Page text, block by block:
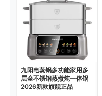
九阳电蒸锅多功能家用多
层全不锈钢蒸煮炖一体锅
2026新款旗舰正品